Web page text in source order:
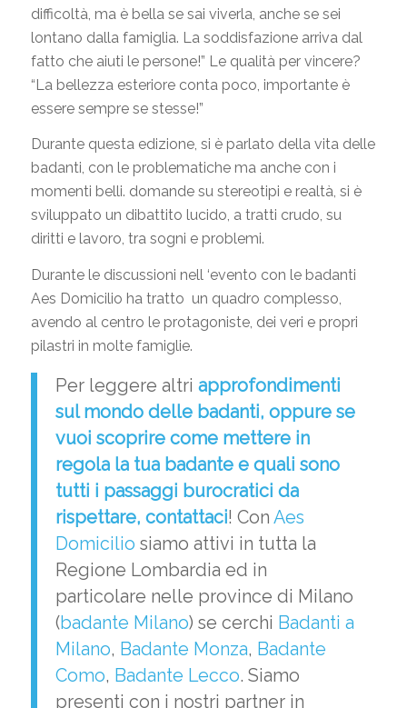
difficoltà, ma è bella se sai viverla, anche se sei
lontano dalla famiglia. La soddisfazione arriva dal
fatto che aiuti le persone!” Le qualità per vincere?
“La bellezza esteriore conta poco, importante è
essere sempre se stesse!”
Durante questa edizione, si è parlato della vita delle
badanti, con le problematiche ma anche con i
momenti belli. domande su stereotipi e realtà, si è
sviluppato un dibattito lucido, a tratti crudo, su
diritti e lavoro, tra sogni e problemi.
Durante le discussioni nell ‘evento con le badanti
Aes Domicilio ha tratto un quadro complesso,
avendo al centro le protagoniste, dei veri e propri
pilastri in molte famiglie.
Per leggere altri approfondimenti
sulmondo delle badanti, oppure se
vuoi scoprire come mettere in
regola la tua badantee quali sono
tutti i passaggi burocratici da
rispettare, contattaci! Con Aes
Domicilio siamo attivi in tutta la
Regione Lombardia ed in
particolare nelle province di Milano
(badante Milano) se cerchi Badanti a
Milano, Badante Monza, Badante
Como, Badante Lecco. Siamo
presenti con i nostri partner in